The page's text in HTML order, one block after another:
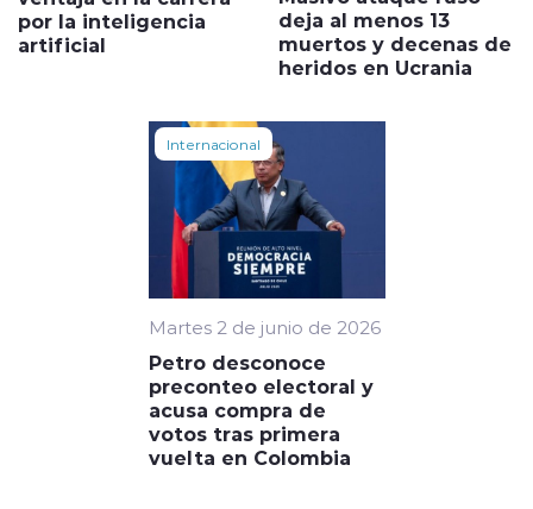
por la inteligencia
artificial
deja al menos 13
muertos y decenas de
heridos en Ucrania
Internacional
Martes 2 de junio de 2026
Petro desconoce
preconteo electoral y
acusa compra de
votos tras primera
vuelta en Colombia